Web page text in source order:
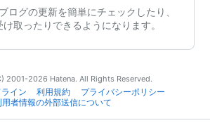
ログの更新を簡単にチェックしたり、
取ったりできるようになります。
2001-2026 Hatena. All Rights Reserved.
イン 利用規約
プライバシーポリシー
用者情報の外部送信について